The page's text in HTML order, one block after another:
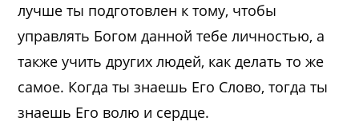
лучше ты подготовлен к тому, чтобы
управлять Богом данной тебе личностью, а
также учить других людей, как делать то же
самое. Когда ты знаешь Его Слово, тогда ты
знаешь Его волю и сердце.